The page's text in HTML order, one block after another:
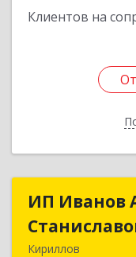
Клиентов на
ИП Иванов
Кириллов